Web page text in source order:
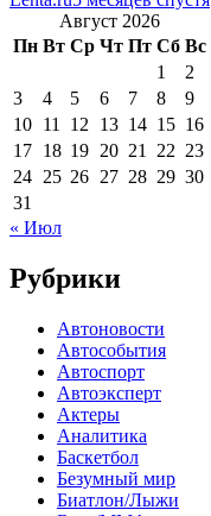
Август 2026
Пн Вт Ср Чт Пт Сб Вс
1
2
3
4 5 6 7 8
9
10 11 12 13 14 15 16
17 18 19 20 21 22 23
24 25 26 27 28 29 30
31
« Июл
Рубрики
Автоновости
Автособытия
Автоспорт
Автоэксперт
Актеры
Аналитика
Баскетбол
Безумный мир
Биатлон/Лыжи